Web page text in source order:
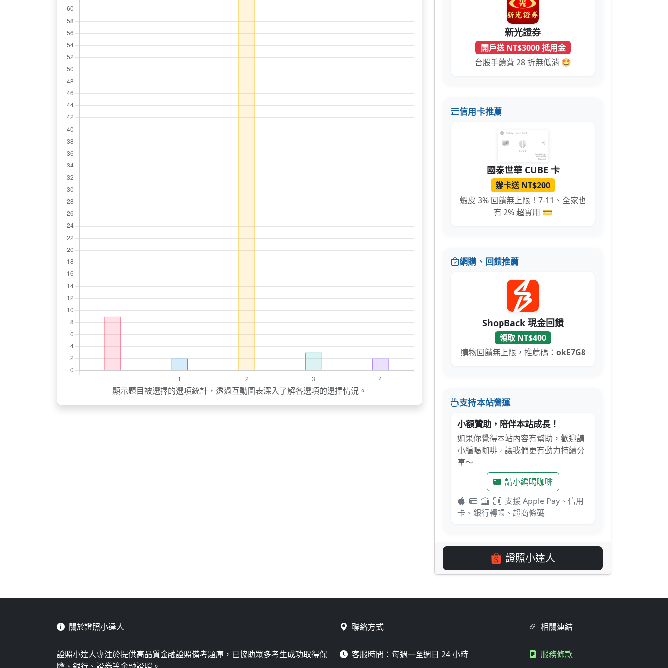
顯示題目被選擇的選項統計，透過互動圖表深入了解各選項的選擇情況。
新光證券
開戶送 NT$3000 抵用金
台股手續費 28 折無低消 🤩
信用卡推薦
國泰世華 CUBE 卡
辦卡送 NT$200
蝦皮 3% 回饋無上限！7-11、全家也
有 2% 超實用 💳
網購、回饋推薦
ShopBack 現金回饋
領取 NT$400
購物回饋無上限，推薦碼： okE7G8
支持本站營運
小額贊助，陪伴本站成長！
如果你覺得本站內容有幫助，歡迎請
小編喝咖啡，讓我們更有動力持續分
享～
請小編喝咖啡
支援 Apple Pay、信用
卡、銀行轉帳、超商條碼
證照小達人
關於證照小達人
證照小達人專注於提供高品質金融證照備考題庫，已協助眾多考生成功取得保
聯絡方式
客服時間：每週一至週日 24 小時
相關連結
服務條款